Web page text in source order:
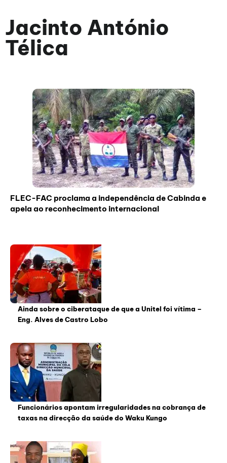
Jacinto António
Télica
FLEC-FAC proclama a independência de Cabinda e
apela ao reconhecimento internacional
Ainda sobre o ciberataque de que a Unitel foi vítima –
Eng. Alves de Castro Lobo
Funcionários apontam irregularidades na cobrança de
taxas na direcção da saúde do Waku Kungo